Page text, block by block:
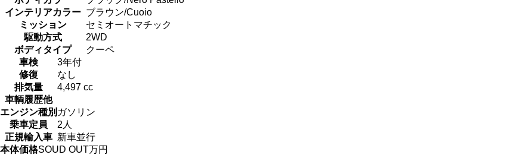
インテリアカラー ブラウン/Cuoio
ミッション
セミオートマチック
駆動方式
2WD
ボディタイプ
クーペ
車検
3年付
修復
なし
排気量
4,497 cc
車輌履歴他
エンジン種別 ガソリン
乗車定員
2人
正規輸入車 新車並行
本体価格SOUD OUT万円